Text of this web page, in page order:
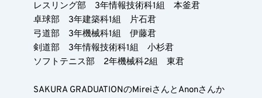
レスリング部　3年情報技術科1組　本釜君
卓球部　3年建築科1組　片石君
弓道部　3年機械科1組　伊藤君
剣道部　3年情報技術科1組　小杉君
ソフトテニス部　2年機械科2組　東君
SAKURA GRADUATIONのMireiさんとAnonさんか